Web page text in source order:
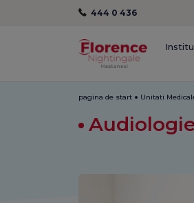
444 0 436
pagina de start Unitati